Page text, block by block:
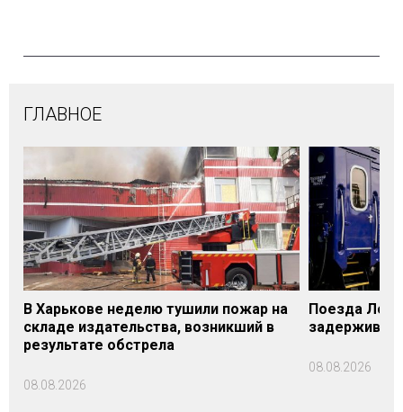
ГЛАВНОЕ
В Харькове неделю тушили пожар на
складе издательства, возникший в
результате обстрела
08.08.2026
Поезда
08.08.2026